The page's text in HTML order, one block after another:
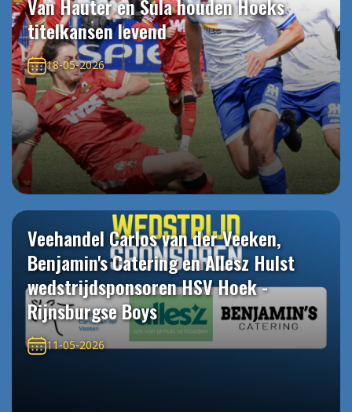
Van Hauter en Sula houden Hoeks
titelkansen levend
18-05-2026
Veehandel Carlos van der Veeken,
Benjamin's Catering en Allesz Hulst
wedstrijdsponsoren HSV Hoek -
Rijnsburgse Boys
11-05-2026